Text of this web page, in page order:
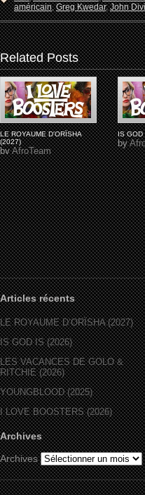
américain,Greg Kwedar,John
Related Posts
LE ROYAUME D'ORÏSHA
(2027)
byAfroTeam
IS GOD
by
Articles récents
LE ROYAUME D’ORÏSHA (2027)
IS GOD IS (2026)
LES VACANCES DE GOLO &
RITCHIE (2026)
YOUNGBLOOD (2025)
I LOVE BOOSTERS (2026)
Archives
Archives